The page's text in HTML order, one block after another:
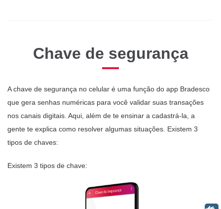
Chave de segurança
A chave de segurança no celular é uma função do app Bradesco
que gera senhas numéricas para você validar suas transações
nos canais digitais. Aqui, além de te ensinar a cadastrá-la, a
gente te explica como resolver algumas situações. Existem 3
tipos de chaves:
Existem 3 tipos de chave: